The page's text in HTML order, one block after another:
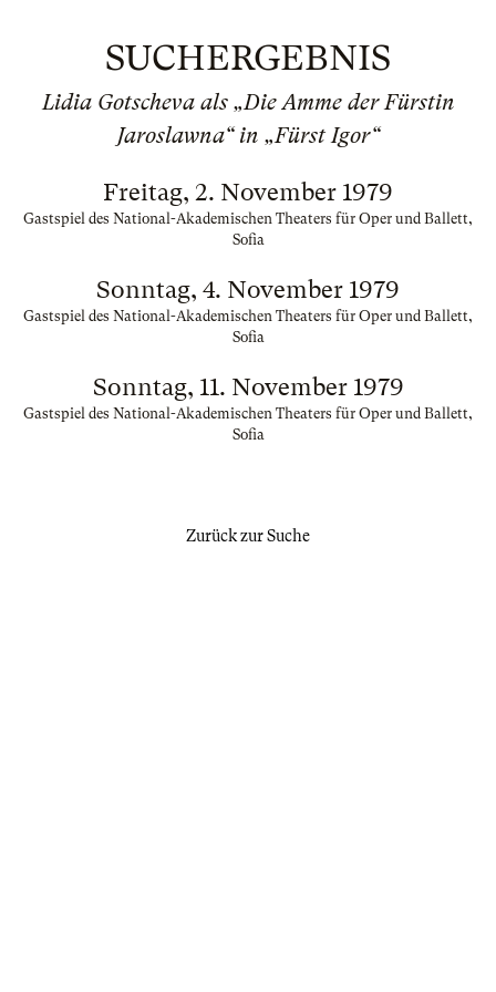
SUCHERGEBNIS
Lidia Gotscheva als „Die Amme der Fürstin
Jaroslawna“ in „Fürst Igor“
Freitag, 2. November 1979
Gastspiel des National-Akademischen Theaters für Oper und Ballett,
Sofia
Sonntag, 4. November 1979
Gastspiel des National-Akademischen Theaters für Oper und Ballett,
Sofia
Sonntag, 11. November 1979
Gastspiel des National-Akademischen Theaters für Oper und Ballett,
Sofia
Zurück zur Suche